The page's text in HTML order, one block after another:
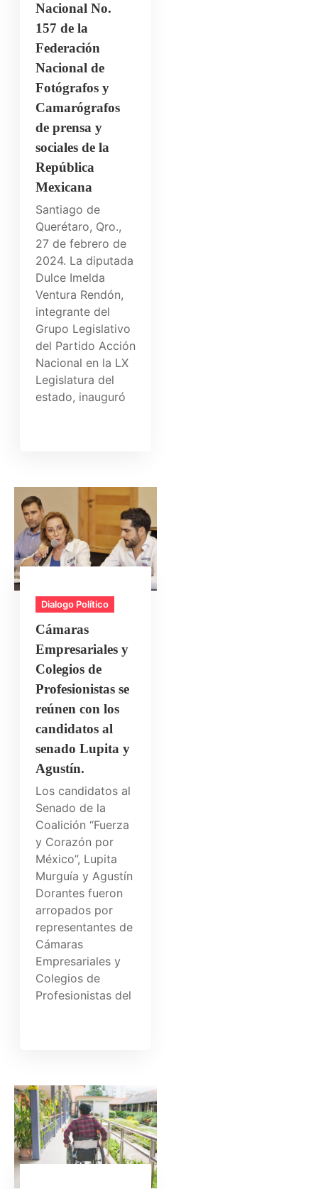
Nacional No.
157 de la
Federación
Nacional de
Fotógrafos y
Camarógrafos
de prensa y
sociales de la
República
Mexicana
Santiago de
Querétaro, Qro.,
27 de febrero de
2024. La diputada
Dulce Imelda
Ventura Rendón,
integrante del
Grupo Legislativo
del Partido Acción
Nacional en la LX
Legislatura del
estado, inauguró
Dialogo Político
Cámaras
Empresariales y
Colegios de
Profesionistas se
reúnen con los
candidatos al
senado Lupita y
Agustín.
Los candidatos al
Senado de la
Coalición “Fuerza
y Corazón por
México”, Lupita
Murguía y Agustín
Dorantes fueron
arropados por
representantes de
Cámaras
Empresariales y
Colegios de
Profesionistas del